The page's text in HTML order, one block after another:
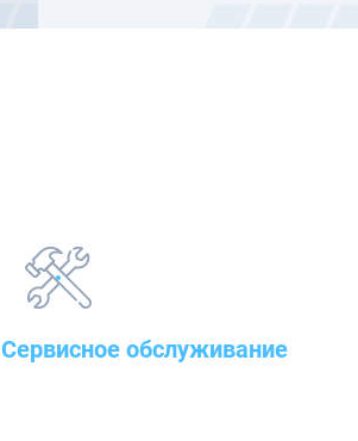
Сервисное обслуживание